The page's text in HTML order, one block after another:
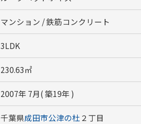
マンション / 鉄筋コンクリート
3LDK
230.63㎡
2007年 7月( 築19年 )
千葉県成田市公津の杜 ２丁目